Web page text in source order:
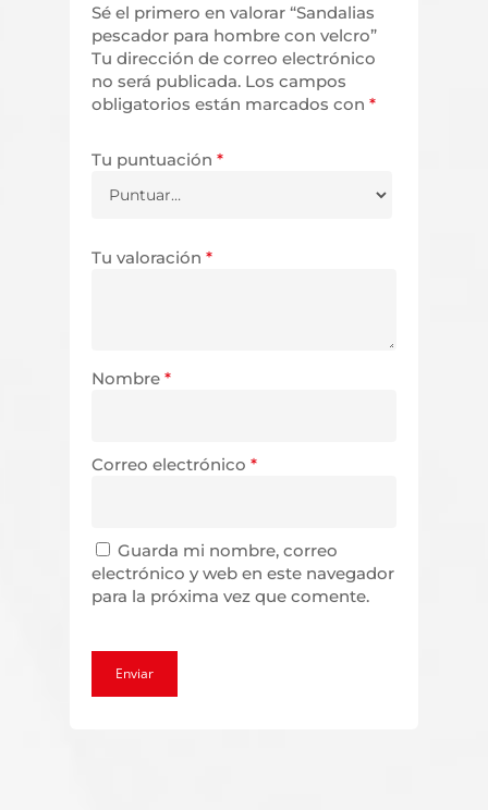
Sé el primero en valorar “Sandalias
pescador para hombre con velcro”
Tu dirección de correo electrónico
no será publicada. Los campos
obligatorios están marcados con *
Tu puntuación *
Tu valoración *
Nombre *
Correo electrónico *
Guarda mi nombre, correo
electrónico y web en este navegador
para la próxima vez que comente.